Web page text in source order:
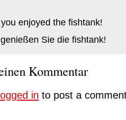
enjoyed the fishtank!
Sie die fishtank!
Kommentar
logged in to post a